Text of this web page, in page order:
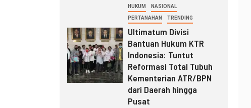
HUKUM NASIONAL
PERTANAHAN TRENDING
Ultimatum Divisi
Bantuan Hukum KTR
Indonesia: Tuntut
Reformasi Total Tubuh
Kementerian ATR/BPN
dari Daerah hingga
Pusat